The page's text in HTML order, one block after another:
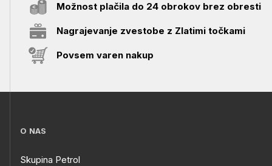
Možnost plačila do 24 obrokov brez obresti
Nagrajevanje zvestobe z Zlatimi točkami
Povsem varen nakup
O NAS
Skupina Petrol